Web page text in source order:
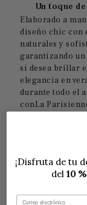
Un toque
Elaborado a
diseño chic con
naturales y
garantizando
si desea brillar
elegancia en
durante todo el
conLa
El lavado a
(30°C).
Costuras
¡Disfruta de tu
del10 %
Correo electrónico